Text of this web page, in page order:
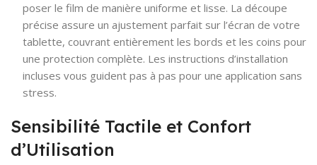
poser le film de manière uniforme et lisse. La découpe
précise assure un ajustement parfait sur l’écran de votre
tablette, couvrant entièrement les bords et les coins pour
une protection complète. Les instructions d’installation
incluses vous guident pas à pas pour une application sans
stress.
Sensibilité Tactile et Confort
d’Utilisation